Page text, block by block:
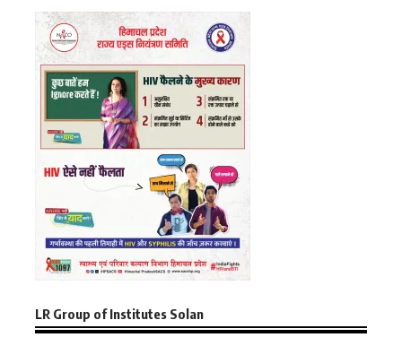
LR Group of Institutes Solan